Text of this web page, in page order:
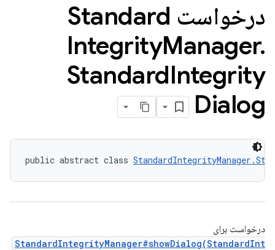
درخواست Standard
IntegrityManager.
StandardIntegrity
Dialog
public abstract class
درخواست برای
StandardIntegrityManager#showDialog(StandardInt